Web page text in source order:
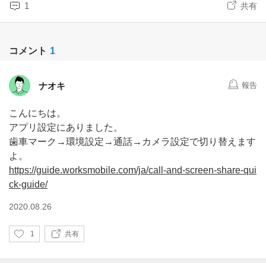
1 共有
コメント 1
ナオキ 報告
こんにちは。
アプリ設定にありました。
歯車マーク→環境設定→通話→カメラ設定で切り替えます
よ。
https://guide.worksmobile.com/ja/call-and-screen-share-qui
ck-guide/
2020.08.26
い
1 共有